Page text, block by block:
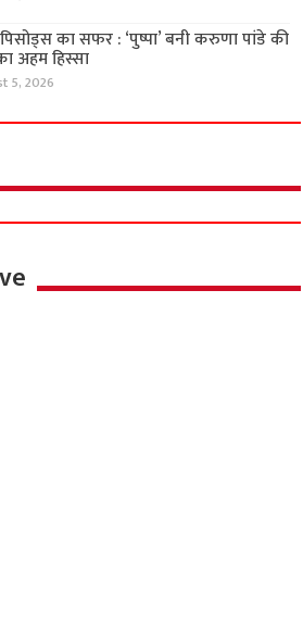
का सफर : ‘पुष्पा’ बनी करुणा पांडे की
अहम हिस्सा
5, 2026